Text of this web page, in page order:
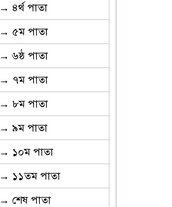
→ ৪র্থ পাতা
→ ৫ম পাতা
→ ৬ষ্ঠ পাতা
→ ৭ম পাতা
→ ৮ম পাতা
→ ৯ম পাতা
→ ১০ম পাতা
→ ১১তম পাতা
→ শেষ পাতা